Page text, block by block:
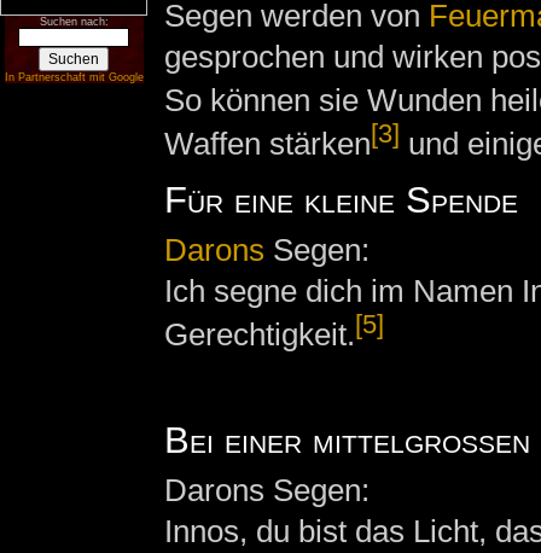
Suchen nach:
In Partnerschaft mit Google
Segen werden von
gesprochen und wirken
So können sie Wunden
Waffen stärken[3] und
Für eine kleine Spende
Darons Segen:
Ich segne dich im Namen
Gerechtigkeit. [5]
Bei einer mittelgroßen
Darons Segen:
Innos, du bist das Licht,